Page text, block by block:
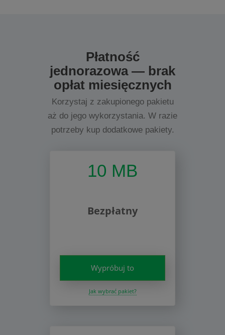
Płatność
jednorazowa — brak
opłat miesięcznych
Korzystaj z zakupionego pakietu
aż do jego wykorzystania. W razie
potrzeby kup dodatkowe pakiety.
10 MB
Bezpłatny
Wypróbuj to
Jak wybrać pakiet?